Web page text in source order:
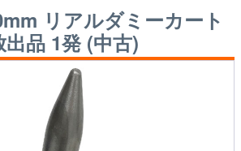
リアルダミーカート
品 1発 (中古)